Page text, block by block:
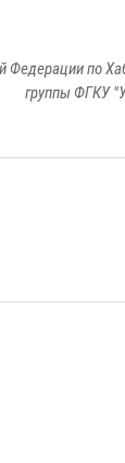
по
группы ФГКУ